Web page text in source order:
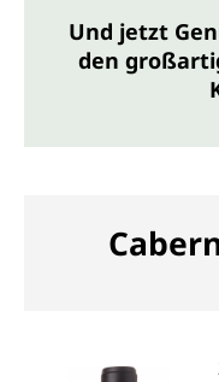
Und jetzt
den